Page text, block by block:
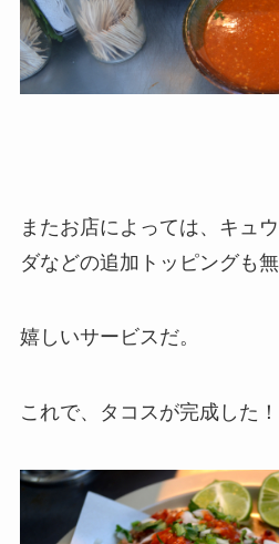
またお店によっては、キュ
ダなどの追加トッピングも無
嬉しいサービスだ。
これで、タコスが完成した！